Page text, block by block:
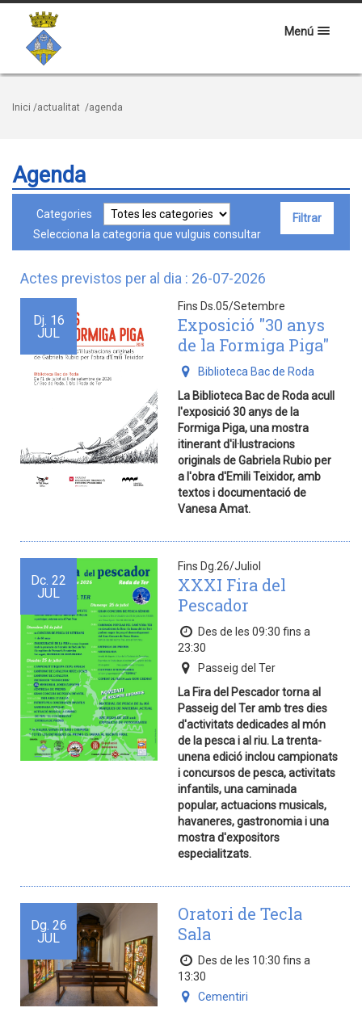
Menú
Inici /actualitat /agenda
Agenda
Categories
Selecciona la categoria que vulguis consultar
Actes previstos per al dia : 26-07-2026
Dj. 16
JUL
Fins Ds.05/Setembre
Exposició "30 anys
de la Formiga Piga"
Biblioteca Bac de Roda
La Biblioteca Bac de Roda acull
l'exposició 30 anys de la
Formiga Piga, una mostra
itinerant d'il·lustracions
originals de Gabriela Rubio per
a l'obra d'Emili Teixidor, amb
textos i documentació de
Vanesa Amat.
Dc. 22
JUL
Fins Dg.26/Juliol
XXXI Fira del
Pescador
Des de les 09:30 fins a
23:30
Passeig del Ter
La Fira del Pescador torna al
Passeig del Ter amb tres dies
d'activitats dedicades al món
de la pesca i al riu. La trenta-
unena edició inclou campionats
i concursos de pesca, activitats
infantils, una caminada
popular, actuacions musicals,
havaneres, gastronomia i una
mostra d'expositors
especialitzats.
Dg. 26
JUL
Oratori de Tecla
Sala
Des de les 10:30 fins a
13:30
Cementiri